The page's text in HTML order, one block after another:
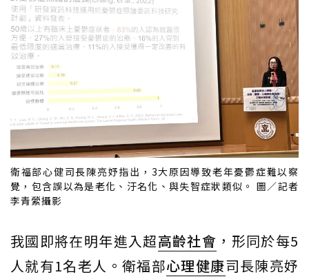
衛福部心健司長陳亮妤指出，3大原因導致老年憂鬱症難以察
覺，包含誤以為是老化、汙名化、與失智症狀類似。 圖／記者
李青縈攝影
我國即將在明年進入超高齡社會 ，形同於每5
人就有1名老人。衛福部心理健康司長陳亮妤